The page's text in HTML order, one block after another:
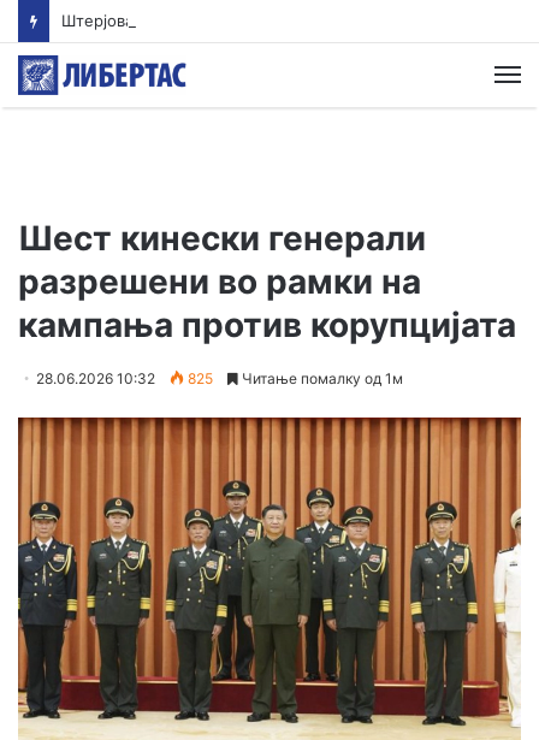
Шест кинески генерали
разрешени во рамки на
кампања против корупцијата
28.06.2026 10:32 825 Читање помалку од 1м